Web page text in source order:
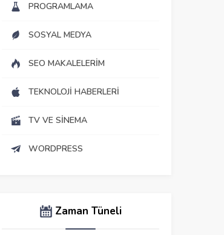
PROGRAMLAMA
SOSYAL MEDYA
SEO MAKALELERIM
TEKNOLOJI HABERLERI
TV VE SINEMA
WORDPRESS
Zaman Tüneli